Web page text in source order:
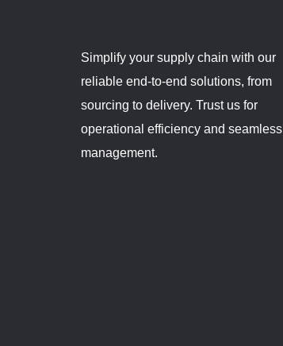
Simplify your supply chain with our
reliable end-to-end solutions, from
sourcing to delivery. Trust us for
operational efficiency and seamless
management.